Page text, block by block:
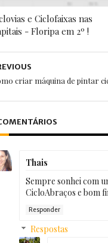
e Ciclofaixas nas
- Floripa em 2º !
criar máquina de pintar
Thais
Sempre sonhei com
CicloAbraços e bom
Responder
Respostas